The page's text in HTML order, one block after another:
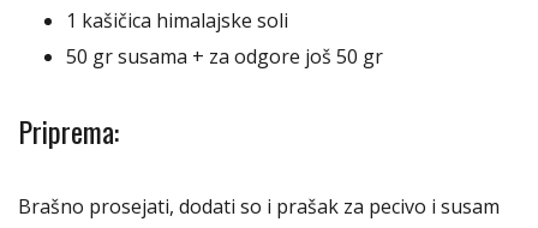
1 kašičica himalajske soli
50 gr susama + za odgore još 50 gr
Priprema:
Brašno prosejati, dodati so i prašak za pecivo i susam